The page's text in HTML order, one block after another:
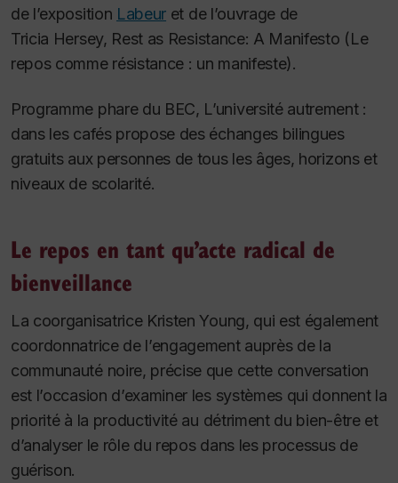
de l’exposition Labeur et de l’ouvrage de
Tricia Hersey, Rest as Resistance: A Manifesto (Le
repos comme résistance : un manifeste).
Programme phare du BEC, L’université autrement :
dans les cafés propose des échanges bilingues
gratuits aux personnes de tous les âges, horizons et
niveaux de scolarité.
Le repos en tant qu’acte radical de
bienveillance
La coorganisatrice Kristen Young, qui est également
coordonnatrice de l’engagement auprès de la
communauté noire, précise que cette conversation
est l’occasion d’examiner les systèmes qui donnent la
priorité à la productivité au détriment du bien-être et
d’analyser le rôle du repos dans les processus de
guérison.